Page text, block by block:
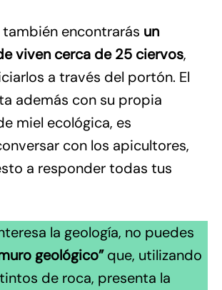
también encontrarás un
viven cerca de 25 ciervos,
a través del portón. El
además con su propia
miel ecológica, es
con los apicultores,
a responder todas tus
la geología, no puedes
geológico”que, utilizando
de roca, presenta la